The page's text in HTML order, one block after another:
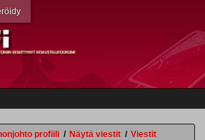
profiili / Näytä viestit / Viestit